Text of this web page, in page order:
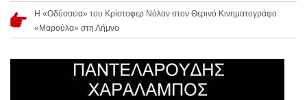
Η «Οδύσσεια» του Κρίστοφερ Νόλαν στον Θερινό Κινηματογράφο
«Μαρούλα» στη Λήμνο